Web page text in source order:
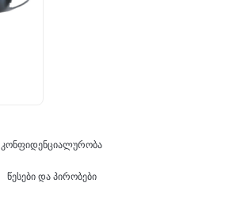
კონფიდენციალურობა
წესები და პირობები